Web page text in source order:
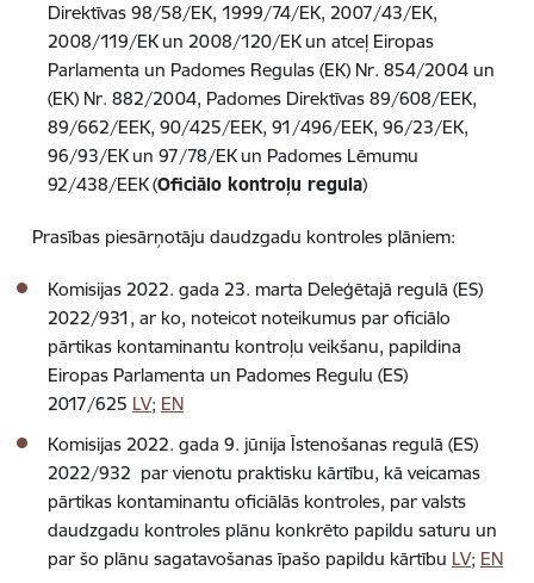
Direktīvas 98/58/EK, 1999/74/EK, 2007/43/EK,
2008/119/EK un 2008/120/EK un atceļ Eiropas
Parlamenta un Padomes Regulas (EK) Nr. 854/2004 un
(EK) Nr. 882/2004, Padomes Direktīvas 89/608/EEK,
89/662/EEK, 90/425/EEK, 91/496/EEK, 96/23/EK,
96/93/EK un 97/78/EK un Padomes Lēmumu
92/438/EEK (Oficiālo kontroļu regula)
Prasības piesārņotāju daudzgadu kontroles plāniem:
Komisijas 2022. gada 23. marta Deleģētajā regulā (ES)
2022/931, ar ko, noteicot noteikumus par oficiālo
pārtikas kontaminantu kontroļu veikšanu, papildina
Eiropas Parlamenta un Padomes Regulu (ES)
2017/625 LV; EN
Komisijas 2022. gada 9. jūnija Īstenošanas regulā (ES)
2022/932 par vienotu praktisku kārtību, kā veicamas
pārtikas kontaminantu oficiālās kontroles, par valsts
daudzgadu kontroles plānu konkrēto papildu saturu un
par šo plānu sagatavošanas īpašo papildu kārtību LV; EN